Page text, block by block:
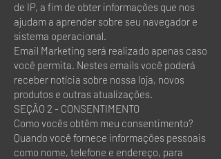
de IP, a fim de obter informações que nos
ajudam a aprender sobre seu navegador e
sistema operacional.
Email Marketing será realizado apenas caso
você permita. Nestes emails você poderá
receber notícia sobre nossa loja, novos
produtos e outras atualizações.
SEÇÃO 2 - CONSENTIMENTO
Como vocês obtêm meu consentimento?
Quando você fornece informações pessoais
como nome, telefone e endereço, para